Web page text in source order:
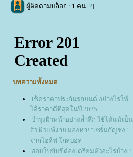
ผู้ติดตามบล็อก : 1 คน [?]
บทความทั้งหมด
เช็คราคาประกันรถยนต์ อย่างไรให้
ได้ราคาดีที่สุดในปี 2025
บำรุงผิวหน้าอย่างล้ำลึก ใช้ได้แม้เป็น
สิว ผิวแพ้ง่าย มองหา! "เซรั่มกัญชง"
จากไฮลีฟ โกลบอล
สอบใบขับขี่ต้องเตรียมตัวอะไรบ้าง ?